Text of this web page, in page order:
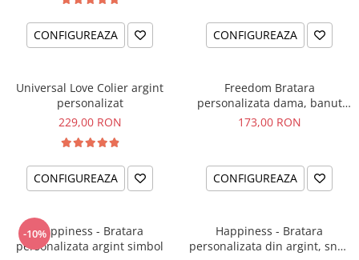
CONFIGUREAZA CONFIGUREAZA
Universal Love Colier argint
personalizat
229,00 RON
CONFIGUREAZA
Freedom Bratara
personalizata dama, banut
argint, snur reglabil
173,00 RON
CONFIGUREAZA
-10%Happiness - Bratara
personalizata argint simbol
Happiness - Bratara
personalizata din argint, snur